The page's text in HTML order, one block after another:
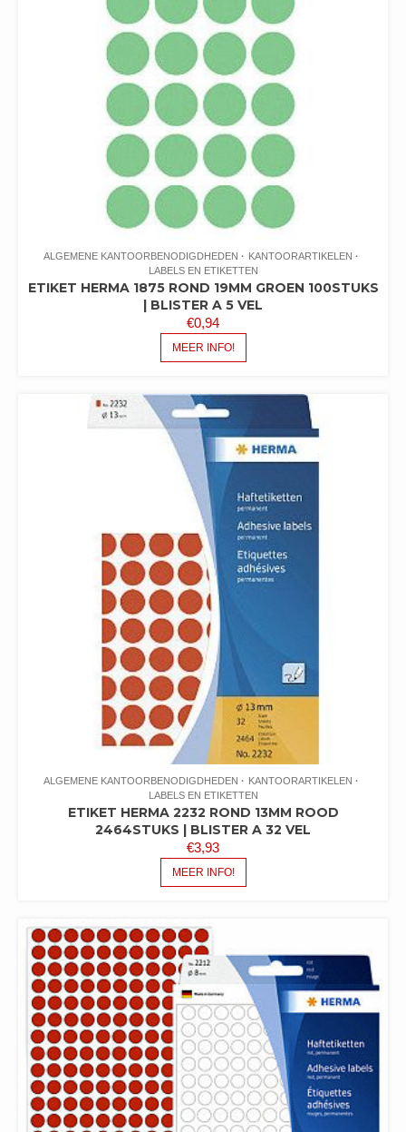
ALGEMENE KANTOORBENODIGDHEDEN
KANTOORARTIKELEN
LABELS EN ETIKETTEN
ETIKET HERMA 1875 ROND 19MM GROEN 100STUKS
| BLISTER A 5 VEL
€0,94
MEER INFO!
ALGEMENE KANTOORBENODIGDHEDEN
KANTOORARTIKELEN
LABELS EN ETIKETTEN
ETIKET HERMA 2232 ROND 13MM ROOD
2464STUKS | BLISTER A 32 VEL
€3,93
MEER INFO!